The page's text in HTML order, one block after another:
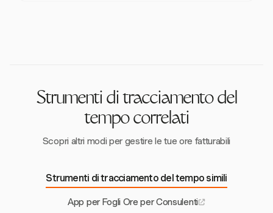
Strumenti di tracciamento del
tempo correlati
Scopri altri modi per gestire le tue ore fatturabili
Strumenti di tracciamento del tempo simili
App per Fogli Ore per Consulenti